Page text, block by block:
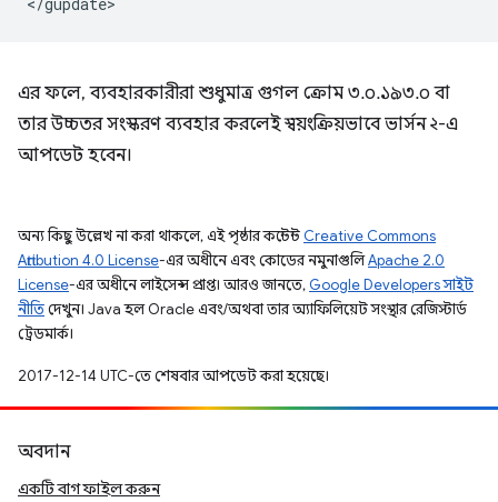
এর ফলে, ব্যবহারকারীরা শুধুমাত্র গুগল ক্রোম ৩.০.১৯৩.০ বা
তার উচ্চতর সংস্করণ ব্যবহার করলেই স্বয়ংক্রিয়ভাবে ভার্সন ২-এ
আপডেট হবেন।
অন্য কিছু উল্লেখ না করা থাকলে, এই পৃষ্ঠার কন্টেন্ট Creative Commons
Attribution 4.0 License-এর অধীনে এবং কোডের নমুনাগুলিApache 2.0
License-এর অধীনে লাইসেন্স প্রাপ্ত। আরও জানতে, Google Developers সাইট
নীতিদেখুন। Java হল Oracle এবং/অথবা তার অ্যাফিলিয়েট সংস্থার রেজিস্টার্ড
ট্রেডমার্ক।
2017-12-14 UTC-তে শেষবার আপডেট করা হয়েছে।
অবদান
একটি বাগ ফাইল করুন